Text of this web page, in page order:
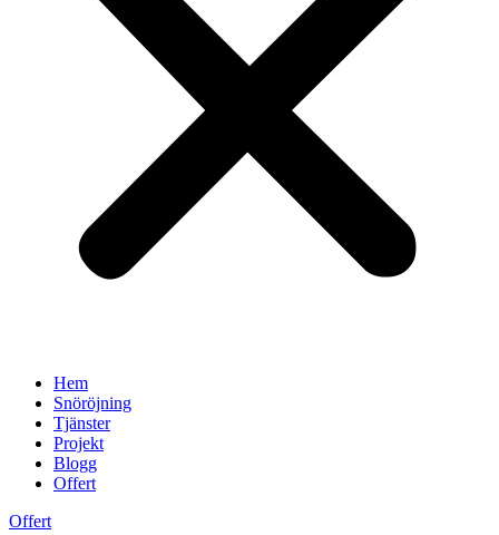
Hem
Snöröjning
Tjänster
Projekt
Blogg
Offert
Offert